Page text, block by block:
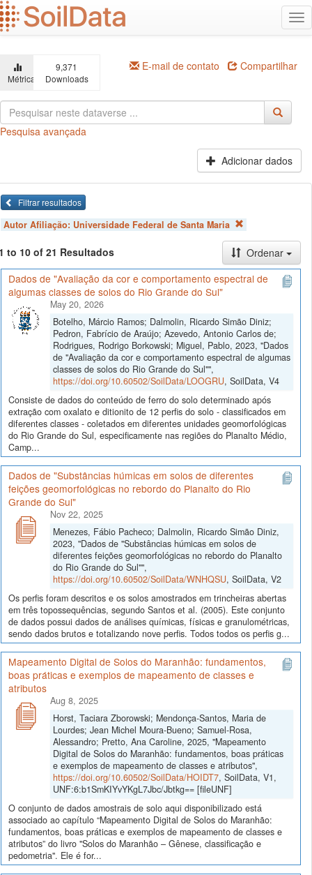
Ir
para
o
principal
Métricas
9,371
Downloads
E-mail de contato Compartilhar
Pesquisa avançada
Adicionar dados
Filtrar resultados
Autor Afiliação: Universidade Federal de Santa Maria
to 10 of 21 Resultados
Ordenar
Dados de "Avaliação da cor e comportamento espectral de
algumas classes de solos do Rio Grande do Sul"
May 20, 2026
Botelho, Márcio Ramos; Dalmolin, Ricardo Simão Diniz;
Pedron, Fabrício de Araújo; Azevedo, Antonio Carlos de;
Rodrigues, Rodrigo Borkowski; Miguel, Pablo, 2023, "Dados
de "Avaliação da cor e comportamento espectral de algumas
classes de solos do Rio Grande do Sul"",
https://doi.org/10.60502/SoilData/LOOGRU, SoilData, V4
Consiste de dados do conteúdo de ferro do solo determinado após
extração com oxalato e ditionito de 12 perfis do solo - classificados em
diferentes classes - coletados em diferentes unidades geomorfológicas
do Rio Grande do Sul, especificamente nas regiões do Planalto Médio,
Camp...
Dados de "Substâncias húmicas em solos de diferentes
feições geomorfológicas no rebordo do Planalto do Rio
Grande do Sul"
Nov 22, 2025
Menezes, Fábio Pacheco; Dalmolin, Ricardo Simão Diniz,
2023, "Dados de "Substâncias húmicas em solos de
diferentes feições geomorfológicas no rebordo do Planalto
do Rio Grande do Sul"",
https://doi.org/10.60502/SoilData/WNHQSU, SoilData, V2
Os perfis foram descritos e os solos amostrados em trincheiras abertas
em três topossequências, segundo Santos et al. (2005). Este conjunto
de dados possui dados de análises químicas, físicas e granulométricas,
sendo dados brutos e totalizando nove perfis. Todos todos os perfis g...
Mapeamento Digital de Solos do Maranhão: fundamentos,
boas práticas e exemplos de mapeamento de classes e
atributos
Aug 8, 2025
Horst, Taciara Zborowski; Mendonça-Santos, Maria de
Lourdes; Jean Michel Moura-Bueno; Samuel-Rosa,
Alessandro; Pretto, Ana Caroline, 2025, "Mapeamento
Digital de Solos do Maranhão: fundamentos, boas práticas
e exemplos de mapeamento de classes e atributos",
https://doi.org/10.60502/SoilData/HOIDT7, SoilData, V1,
UNF:6:b1SmKIYvYKgL7Jbc/Jbtkg== [fileUNF]
O conjunto de dados amostrais de solo aqui disponibilizado está
associado ao capítulo “Mapeamento Digital de Solos do Maranhão:
fundamentos, boas práticas e exemplos de mapeamento de classes e
atributos” do livro "Solos do Maranhão – Gênese, classificação e
pedometria". Ele é for...